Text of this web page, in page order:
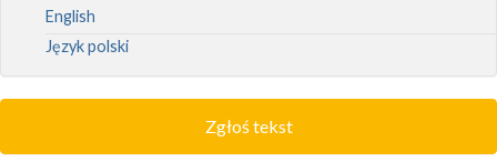
English
Język polski
Zgłoś tekst